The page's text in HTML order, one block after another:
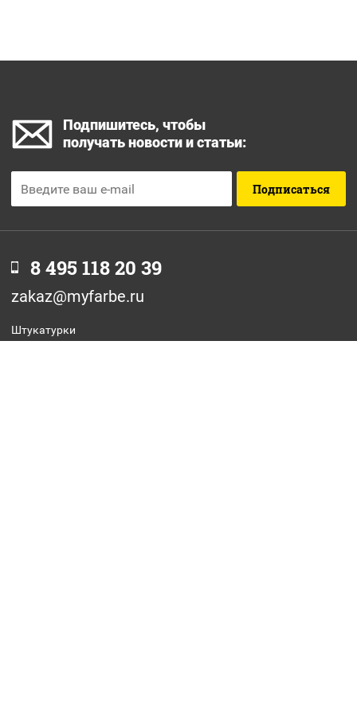
Подпишитесь, чтобы
получать новости и статьи:
Подписаться
8 495 118 20 39
zakaz@myfarbe.ru
Штукатурки